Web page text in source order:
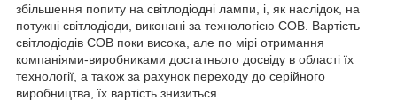
збільшення попиту на світлодіодні лампи, і, як наслідок, на
потужні світлодіоди, виконані за технологією COB. Вартість
світлодіодів COB поки висока, але по мірі отримання
компаніями-виробниками достатнього досвіду в області їх
технології, а також за рахунок переходу до серійного
виробництва, їх вартість знизиться.